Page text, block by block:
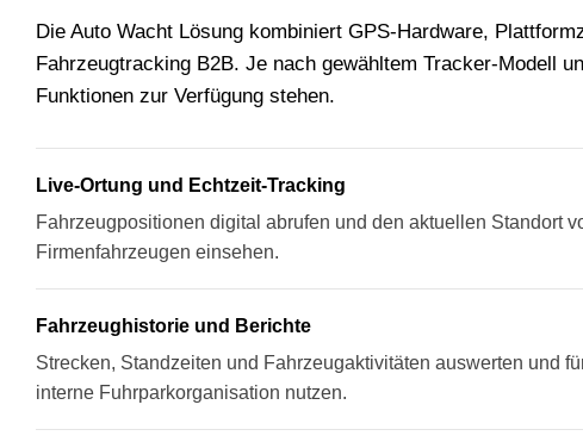
Die Auto Wacht Lösung kombiniert GPS-Hardware,
Fahrzeugtracking B2B. Je nach gewähltem Tracker-Modell
Funktionen zur Verfügung stehen.
Live-Ortung und Echtzeit-Tracking
Fahrzeugpositionen digital abrufen und den aktuellen Standort
Firmenfahrzeugen einsehen.
Fahrzeughistorie und Berichte
Strecken, Standzeiten und Fahrzeugaktivitäten auswerten und
interne Fuhrparkorganisation nutzen.